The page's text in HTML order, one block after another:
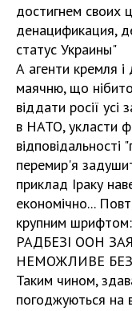
достигнем своих
денацификация,
статус Украины"
А агенти кремля
маячню, що
віддати росії усі
в НАТО, укласти
перемир'я
приклад Іраку
економічно...
крупним
РАДБЕЗІ ООН
НЕМОЖЛИВЕ
Таким чином,
погоджуються на